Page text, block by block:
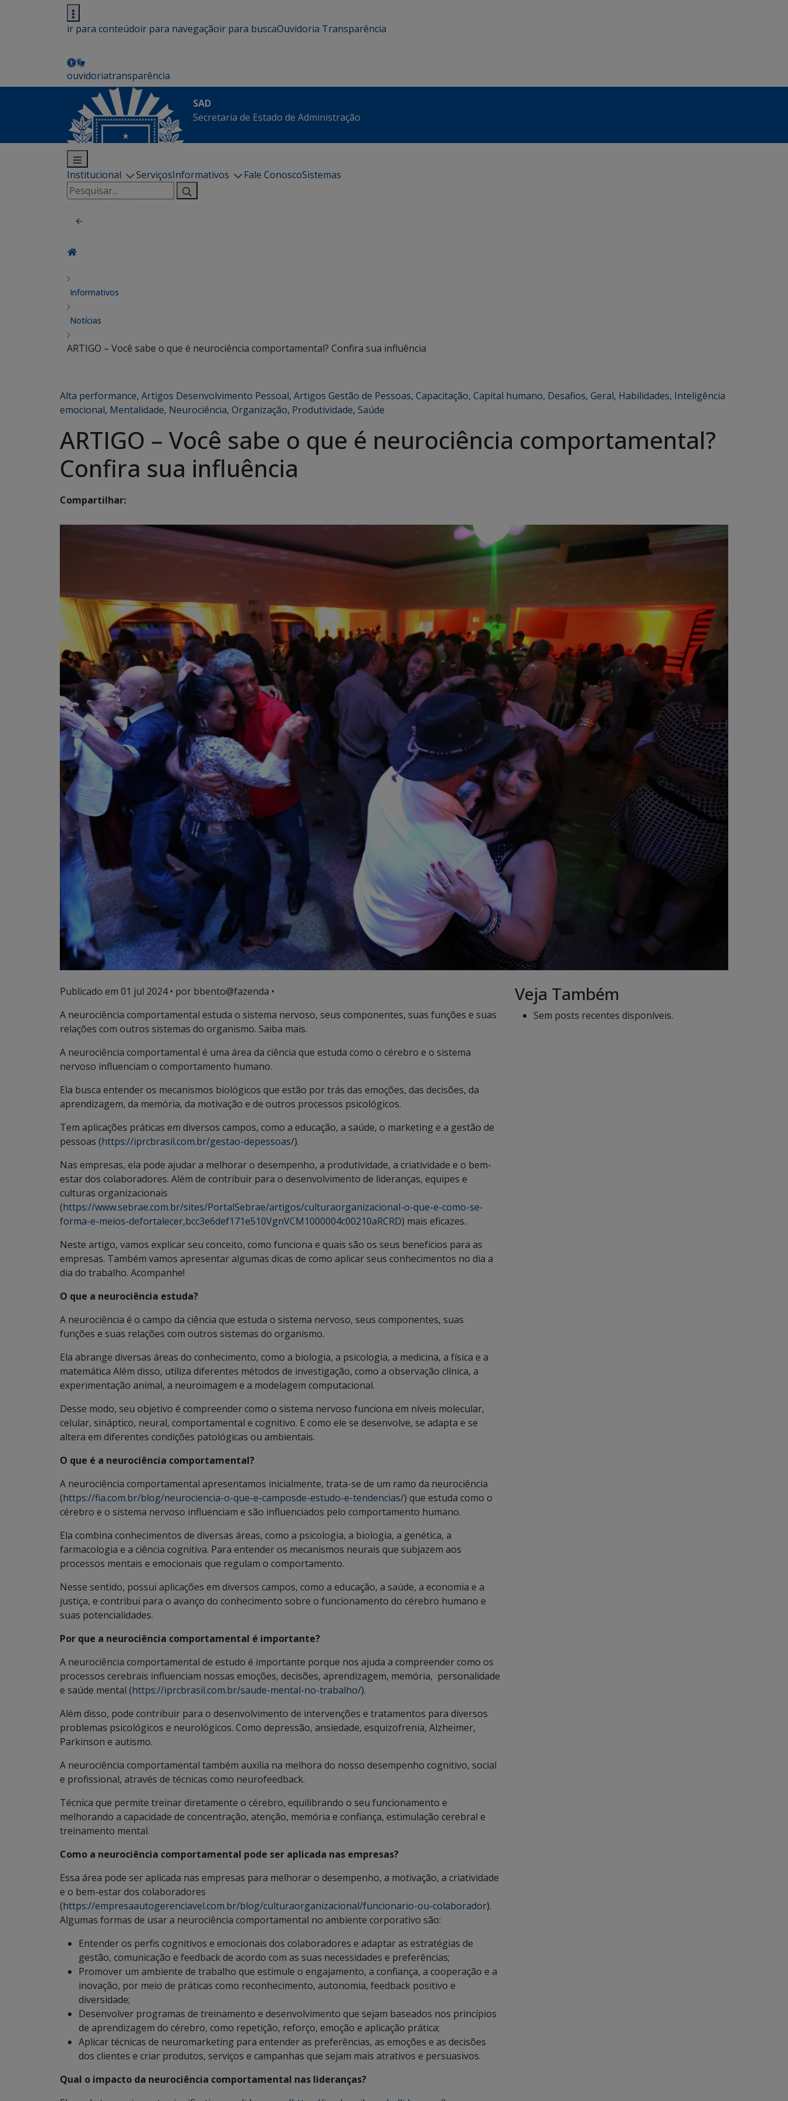
ir para conteúdoir para navegaçãoir para buscaOuvidoria Transparência
ouvidoriatransparência
SAD
Secretaria de Estado de Administração
Institucional ServiçosInformativos Fale ConoscoSistemas
Pesquisar
por:
Informativos
Notícias
ARTIGO – Você sabe o que é neurociência comportamental? Confira sua influência
Alta performance, Artigos Desenvolvimento Pessoal, Artigos Gestão de Pessoas, Capacitação, Capital humano, Desafios, Geral, Habilidades, Inteligência
emocional, Mentalidade, Neurociência, Organização, Produtividade, Saúde
ARTIGO – Você sabe o que é neurociência comportamental?
Confira sua influência
Compartilhar:
Publicado em 01 jul 2024• por bbento@fazenda •
A neurociência comportamental estuda o sistema nervoso, seus componentes, suas funções e suas
relações com outros sistemas do organismo. Saiba mais.
A neurociência comportamental é uma área da ciência que estuda como o cérebro e o sistema
nervoso influenciam o comportamento humano.
Ela busca entender os mecanismos biológicos que estão por trás das emoções, das decisões, da
aprendizagem, da memória, da motivação e de outros processos psicológicos.
Tem aplicações práticas em diversos campos, como a educação, a saúde, o marketing e a gestão de
pessoas (https://iprcbrasil.com.br/gestao-depessoas/).
Nas empresas, ela pode ajudar a melhorar o desempenho, a produtividade, a criatividade e o bem-
estar dos colaboradores. Além de contribuir para o desenvolvimento de lideranças, equipes e
culturas organizacionais
(https://www.sebrae.com.br/sites/PortalSebrae/artigos/culturaorganizacional-o-que-e-como-se-
forma-e-meios-defortalecer,bcc3e6def171e510VgnVCM1000004c00210aRCRD) mais eficazes.
Neste artigo, vamos explicar seu conceito, como funciona e quais são os seus benefícios para as
empresas. Também vamos apresentar algumas dicas de como aplicar seus conhecimentos no dia a
dia do trabalho. Acompanhe!
O que a neurociência estuda?
A neurociência é o campo da ciência que estuda o sistema nervoso, seus componentes, suas
funções e suas relações com outros sistemas do organismo.
Ela abrange diversas áreas do conhecimento, como a biologia, a psicologia, a medicina, a física e a
matemática Além disso, utiliza diferentes métodos de investigação, como a observação clínica, a
experimentação animal, a neuroimagem e a modelagem computacional.
Desse modo, seu objetivo é compreender como o sistema nervoso funciona em níveis molecular,
celular, sináptico, neural, comportamental e cognitivo. E como ele se desenvolve, se adapta e se
altera em diferentes condições patológicas ou ambientais.
O que é a neurociência comportamental?
A neurociência comportamental apresentamos inicialmente, trata-se de um ramo da neurociência
(https://fia.com.br/blog/neurociencia-o-que-e-camposde-estudo-e-tendencias/) que estuda como o
cérebro e o sistema nervoso influenciam e são influenciados pelo comportamento humano.
Ela combina conhecimentos de diversas áreas, como a psicologia, a biologia, a genética, a
farmacologia e a ciência cognitiva. Para entender os mecanismos neurais que subjazem aos
processos mentais e emocionais que regulam o comportamento.
Nesse sentido, possui aplicações em diversos campos, como a educação, a saúde, a economia e a
justiça, e contribui para o avanço do conhecimento sobre o funcionamento do cérebro humano e
suas potencialidades.
Por que a neurociência comportamental é importante?
A neurociência comportamental de estudo é importante porque nos ajuda a compreender como os
processos cerebrais influenciam nossas emoções, decisões, aprendizagem, memória, personalidade
e saúde mental (https://iprcbrasil.com.br/saude-mental-no-trabalho/).
Além disso, pode contribuir para o desenvolvimento de intervenções e tratamentos para diversos
problemas psicológicos e neurológicos. Como depressão, ansiedade, esquizofrenia, Alzheimer,
Parkinson e autismo.
A neurociência comportamental também auxilia na melhora do nosso desempenho cognitivo, social
e profissional, através de técnicas como neurofeedback.
Técnica que permite treinar diretamente o cérebro, equilibrando o seu funcionamento e
melhorando a capacidade de concentração, atenção, memória e confiança, estimulação cerebral e
treinamento mental.
Como a neurociência comportamental pode ser aplicada nas empresas?
Essa área pode ser aplicada nas empresas para melhorar o desempenho, a motivação, a criatividade
e o bem-estar dos colaboradores
(https://empresaautogerenciavel.com.br/blog/culturaorganizacional/funcionario-ou-colaborador).
Algumas formas de usar a neurociência comportamental no ambiente corporativo são:
Entender os perfis cognitivos e emocionais dos colaboradores e adaptar as estratégias de
gestão, comunicação e feedback de acordo com as suas necessidades e preferências;
Promover um ambiente de trabalho que estimule o engajamento, a confiança, a cooperação e a
inovação, por meio de práticas como reconhecimento, autonomia, feedback positivo e
diversidade;
Desenvolver programas de treinamento e desenvolvimento que sejam baseados nos princípios
de aprendizagem do cérebro, como repetição, reforço, emoção e aplicação prática;
Aplicar técnicas de neuromarketing para entender as preferências, as emoções e as decisões
dos clientes e criar produtos, serviços e campanhas que sejam mais atrativos e persuasivos.
Qual o impacto da neurociência comportamental nas lideranças?
Veja Também
Sem posts recentes disponíveis.